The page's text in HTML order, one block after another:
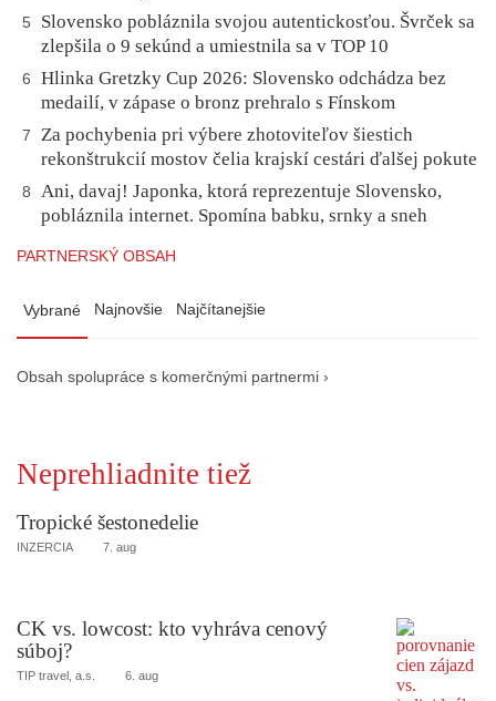
5
Slovensko pobláznila svojou autentickosťou. Švrček sa
zlepšila o 9 sekúnd a umiestnila sa v TOP 10
6
Hlinka Gretzky Cup 2026: Slovensko odchádza bez
medailí, v zápase o bronz prehralo s Fínskom
7
Za pochybenia pri výbere zhotoviteľov šiestich
rekonštrukcií mostov čelia krajskí cestári ďalšej pokute
8
Ani, davaj! Japonka, ktorá reprezentuje Slovensko,
pobláznila internet. Spomína babku, srnky a sneh
PARTNERSKÝ OBSAH
Vybrané Najnovšie Najčítanejšie
Obsah spolupráce s komerčnými partnermi ›
Neprehliadnite tiež
Tropické šestonedelie
INZERCIA 7. aug
CK vs. lowcost: kto vyhráva cenový
súboj?
TIP travel, a.s. 6. aug